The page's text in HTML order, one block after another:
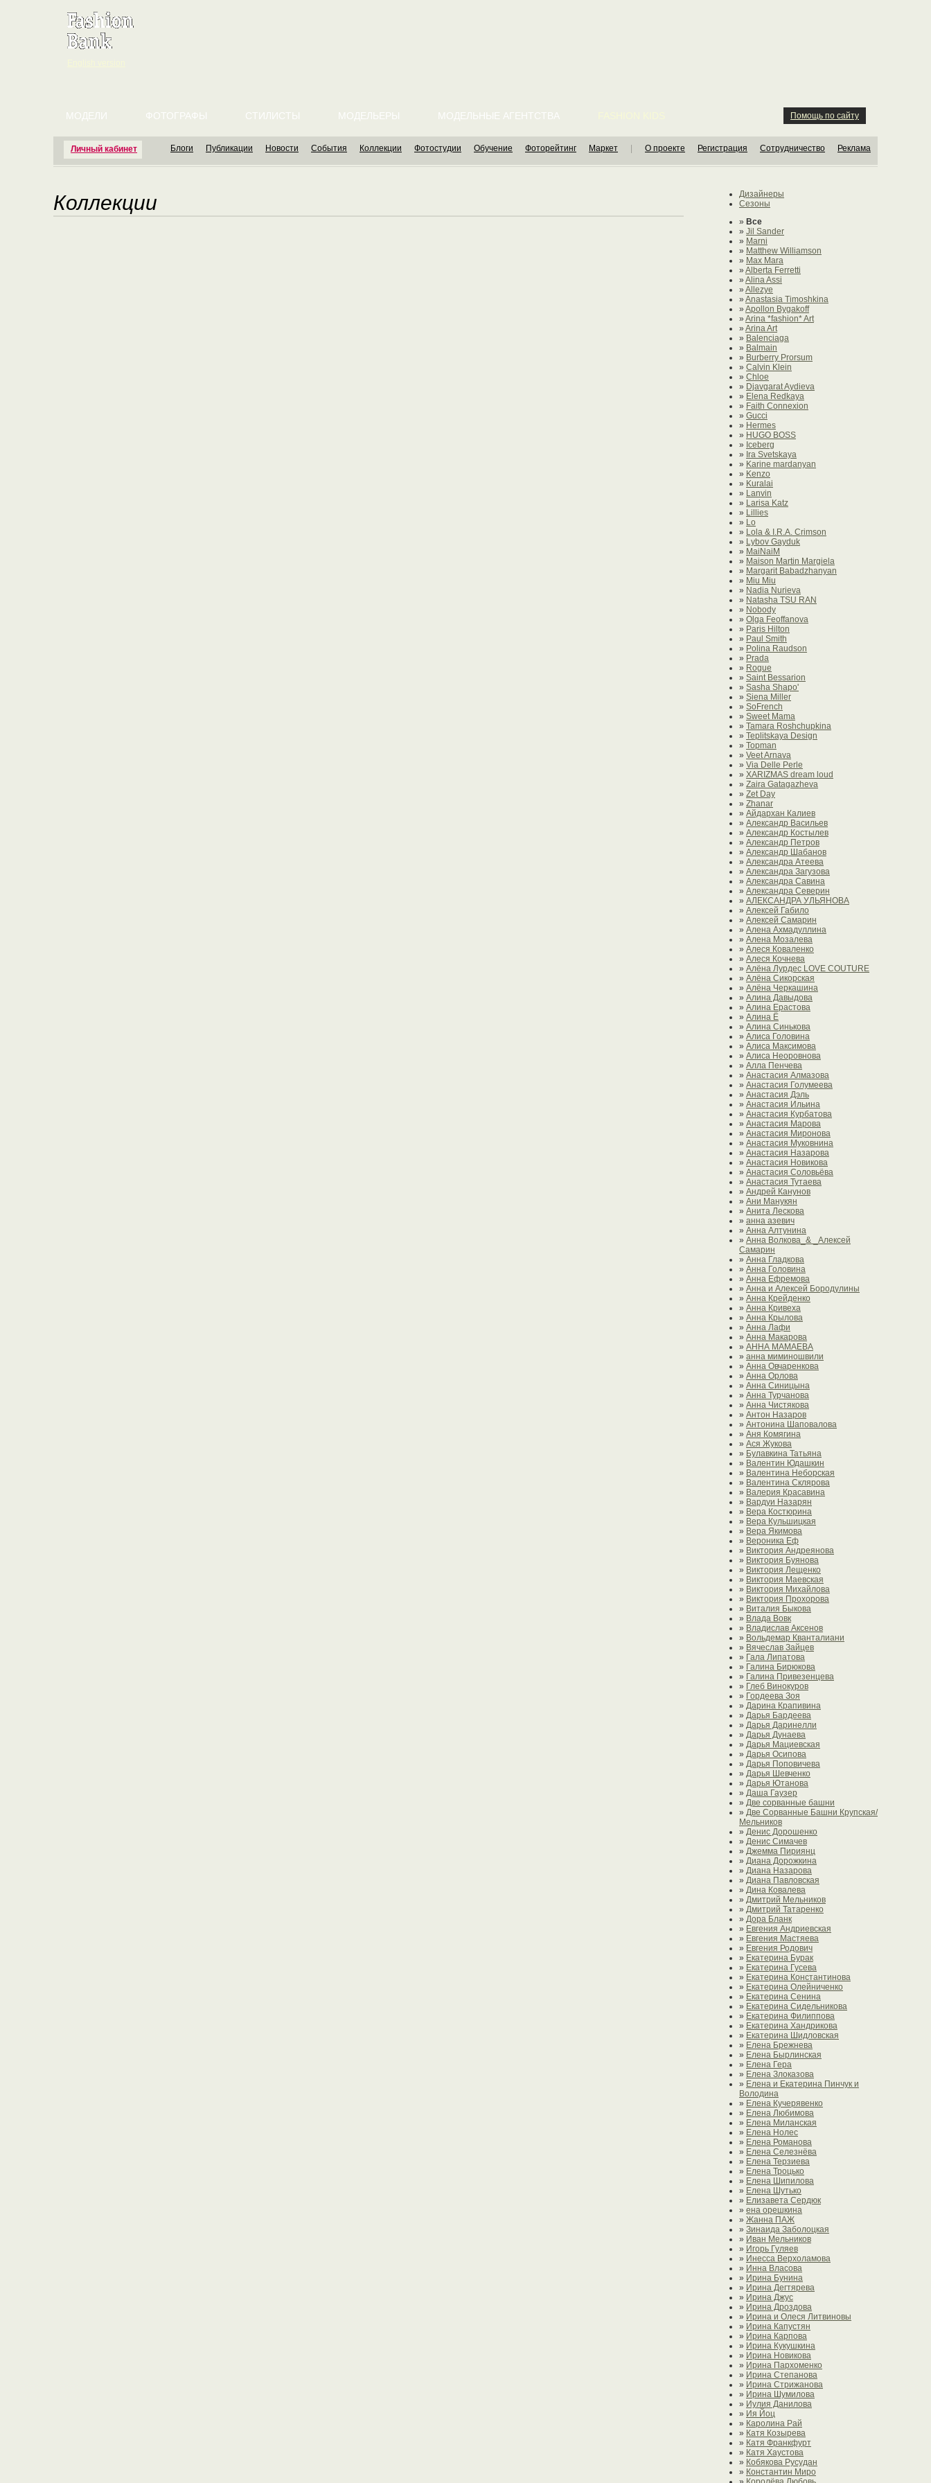
Личный кабинет
МОДЕЛИ ФОТОГРАФЫ СТИЛИСТЫ МОДЕЛЬЕРЫ МОДЕЛЬНЫЕ АГЕНТСТВА Помощь по сайту
Блоги Публикации Новости События Коллекции Фотостудии Обучение Фоторейтинг Маркет О проекте Регистрация Сотрудничество Реклама
Коллекции
Дизайнеры
Сезоны
» Все
» Jil Sander
» Marni
» Matthew Williamson
» Max Mara
» Alberta Ferretti
» Alina Assi
» Allezye
» Anastasia Timoshkina
» Apollon Bygakoff
» Arina *fashion* Art
» Arina Art
» Balenciaga
» Balmain
» Burberry Prorsum
» Calvin Klein
» Chloe
» Djavgarat Aydieva
» Elena Redkaya
» Faith Connexion
» Gucci
» Hermes
» HUGO BOSS
» Iceberg
» Ira Svetskaya
» Karine mardanyan
» Kenzo
» Kuralai
» Lanvin
» Larisa Katz
» Lillies
» Lo
» Lola & I.R.A. Crimson
» Lybov Gayduk
» MaiNaiM
» Maison Martin Margiela
» Margarit Babadzhanyan
» Miu Miu
» Nadia Nurieva
» Natasha TSU RAN
» Nobody
» Olga Feoffanova
» Paris Hilton
» Paul Smith
» Polina Raudson
» Prada
» Rogue
» Saint Bessarion
» Sasha Shapo'
» Siena Miller
» SoFrench
» Sweet Mama
» Tamara Roshchupkina
» Teplitskaya Design
» Topman
» Veet Arnava
» Via Delle Perle
» XARIZMAS dream loud
» Zaira Gatagazheva
» Zet Day
» Zhanar
» Айдархан Калиев
» Александр Васильев
» Александр Костылев
» Александр Петров
» Александр Шабанов
» Александра Атеева
» Александра Загузова
» Александра Савина
» Александра Северин
» АЛЕКСАНДРА УЛЬЯНОВА
» Алексей Габило
» Алексей Самарин
» Алена Ахмадуллина
» Алена Мозалева
» Алеся Коваленко
» Алеся Кочнева
» Алёна Лурдес LOVE COUTURE
» Алёна Сикорская
» Алёна Черкашина
» Алина Давыдова
» Алина Ерастова
» Алина Ё
» Алина Синькова
» Алиса Головина
» Алиса Максимова
» Алиса Неоровнова
» Алла Пенчева
» Анастасия Алмазова
» Анастасия Голумеева
» Анастасия Дэль
» Анастасия Ильина
» Анастасия Курбатова
» Анастасия Марова
» Анастасия Миронова
» Анастасия Муковнина
» Анастасия Назарова
» Анастасия Новикова
» Анастасия Соловьёва
» Анастасия Тутаева
» Андрей Канунов
» Ани Манукян
» Анита Лескова
» анна азевич
» Анна Алтунина
» Анна Волкова_& _Алексей
Самарин
» Анна Гладкова
» Анна Головина
» Анна Ефремова
» Анна и Алексей Бородулины
» Анна Крейденко
» Анна Кривеха
» Анна Крылова
» Анна Лафи
» Анна Макарова
» АННА МАМАЕВА
» анна миминошвили
» Анна Овчаренкова
» Анна Орлова
» Анна Синицына
» Анна Турчанова
» Анна Чистякова
» Антон Назаров
» Антонина Шаповалова
» Аня Комягина
» Ася Жукова
» Булавкина Татьяна
» Валентин Юдашкин
» Валентина Неборская
» Валентина Склярова
» Валерия Красавина
» Вардуи Назарян
» Вера Костюрина
» Вера Кульшицкая
» Вера Якимова
» Вероника Еф
» Виктория Андреянова
» Виктория Буянова
» Виктория Лещенко
» Виктория Маевская
» Виктория Михайлова
» Виктория Прохорова
» Виталия Быкова
» Влада Вовк
» Владислав Аксенов
» Вольдемар Кванталиани
» Вячеслав Зайцев
» Гала Липатова
» Галина Бирюкова
» Галина Привезенцева
» Глеб Винокуров
» Гордеева Зоя
» Дарина Крапивина
» Дарья Бардеева
» Дарья Даринелли
» Дарья Дунаева
» Дарья Мациевская
» Дарья Осипова
» Дарья Поповичева
» Дарья Шевченко
» Дарья Ютанова
» Даша Гаузер
» Две сорванные башни
» Две Сорванные Башни Крупская/
Мельников
» Денис Дорошенко
» Денис Симачев
» Джемма Пириянц
» Диана Дорожкина
» Диана Назарова
» Диана Павловская
» Дина Ковалева
» Дмитрий Мельников
» Дмитрий Татаренко
» Дора Бланк
» Евгения Андриевская
» Евгения Мастяева
» Евгения Родович
» Екатерина Бурак
» Екатерина Гусева
» Екатерина Константинова
» Екатерина Олейниченко
» Екатерина Сенина
» Екатерина Сидельникова
» Екатерина Филиппова
» Екатерина Хандрикова
» Екатерина Шидловская
» Елена Брежнева
» Елена Бырлинская
» Елена Гера
» Елена Злоказова
» Елена и Екатерина Пинчук и
Володина
» Елена Кучерявенко
» Елена Любимова
» Елена Миланская
» Елена Нолес
» Елена Романова
» Елена Селезнёва
» Елена Терзиева
» Елена Троцько
» Елена Шипилова
» Елена Шутько
» Елизавета Сердюк
» ена орешкина
» Жанна ПАЖ
» Зинаида Заболоцкая
» Иван Мельников
» Игорь Гуляев
» Инесса Верхоламова
» Инна Власова
» Ирина Бунина
» Ирина Дегтярева
» Ирина Джус
» Ирина Дроздова
» Ирина и Олеся Литвиновы
» Ирина Капустян
» Ирина Карпова
» Ирина Кукушкина
» Ирина Новикова
» Ирина Пархоменко
» Ирина Степанова
» Ирина Стрижанова
» Ирина Шумилова
» Иулия Данилова
» Ия Йоц
» Каролина Рай
» Катя Козырева
» Катя Франкфурт
» Катя Хаустова
» Кобякова Русудан
» Константин Миро